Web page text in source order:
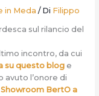
in Meda / Di Filippo
sul rilancio del
incontro, da cui
su questo bloge
l’onore di
Showroom BertO a